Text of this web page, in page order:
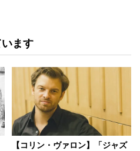
ます
【コリン・ヴァロン】「ジャズ